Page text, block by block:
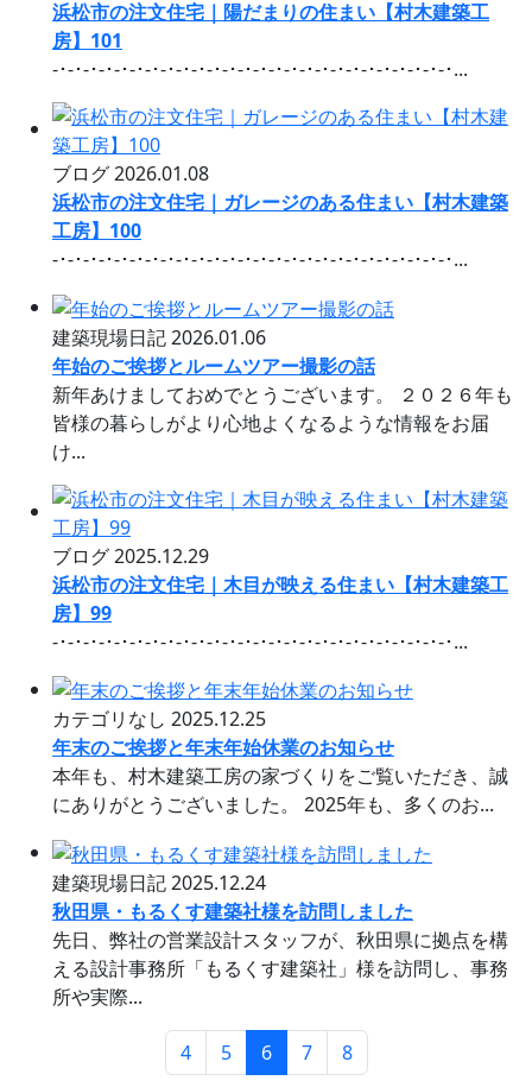
浜松市の注文住宅｜陽だまりの住まい【村木建築工
房】101
-･-･-･-･-･-･-･-･-･-･-･-･-･-･-･-･-･-･-･-･-･-･-･-･-･-･...
ブログ2026.01.08
浜松市の注文住宅｜ガレージのある住まい【村木建築
工房】100
-･-･-･-･-･-･-･-･-･-･-･-･-･-･-･-･-･-･-･-･-･-･-･-･-･-･...
建築現場日記2026.01.06
年始のご挨拶とルームツアー撮影の話
新年あけましておめでとうございます。 ２０２６年も
皆様の暮らしがより心地よくなるような情報をお届
け...
ブログ2025.12.29
浜松市の注文住宅｜木目が映える住まい【村木建築工
房】99
-･-･-･-･-･-･-･-･-･-･-･-･-･-･-･-･-･-･-･-･-･-･-･-･-･-･...
カテゴリなし 2025.12.25
年末のご挨拶と年末年始休業のお知らせ
本年も、村木建築工房の家づくりをご覧いただき、誠
にありがとうございました。 2025年も、多くのお...
建築現場日記2025.12.24
秋田県・もるくす建築社様を訪問しました
先日、弊社の営業設計スタッフが、秋田県に拠点を構
える設計事務所「もるくす建築社」様を訪問し、事務
所や実際...
4 5 6 7 8